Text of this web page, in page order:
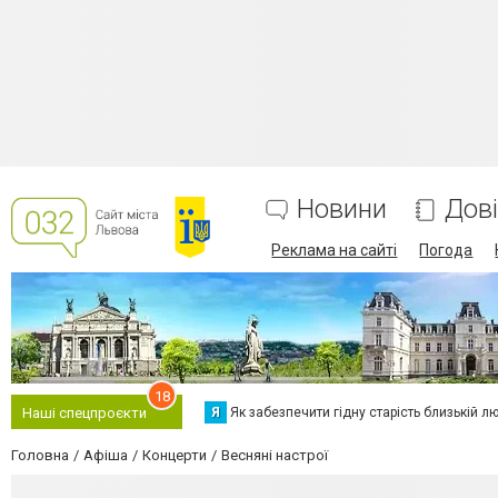
Новини
Реклама на сайті Погода
Наші спецпроєкти
18
Я Як забезпечити гідну старість близькій
Головна Афіша Концерти Весняні настрої